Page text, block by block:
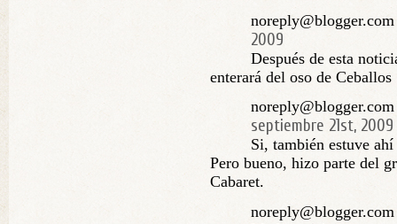
2009
Después de esta
enterará del oso de Ceballos
septiembre 21st, 2009
Si, también estuve
Pero bueno, hizo parte del
Cabaret.